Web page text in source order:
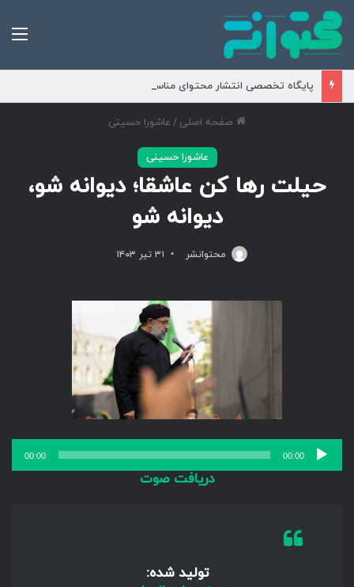
پایگاه تخصصی انتشار محتوای مناسبتی و موضوعی
صفحه اصلی / عاشورا حسینی
عاشورا حسینی
حیلت رها کن عاشقا؛ دیوانه شو،
دیوانه شو
محتوانشر ۳۱ تیر ۱۴۰۳
پخش‌کننده
صوت
00:00
00:00
دریافت صوت
تولید شده: